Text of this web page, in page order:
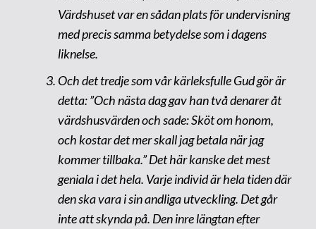
Värdshuset var en sådan plats för undervisning
med precis samma betydelse som i dagens
liknelse.
Och det tredje som vår kärleksfulle Gud gör är
detta: ”Och nästa dag gav han två denarer åt
värdshusvärden och sade: Sköt om honom,
och kostar det mer skall jag betala när jag
kommer tillbaka.” Det här kanske det mest
geniala i det hela. Varje individ är hela tiden där
den ska vara i sin andliga utveckling. Det går
inte att skynda på. Den inre längtan efter